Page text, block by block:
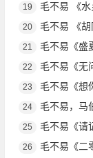
19 毛不易 《
20 毛不易 《
21 毛不易《盛
22 毛不易《无
23 毛不易《想
24 毛不易，马
25 毛不易《请
26 毛不易《二